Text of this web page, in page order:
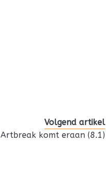
Volgend artikel
Artbreak komt eraan (8.1)